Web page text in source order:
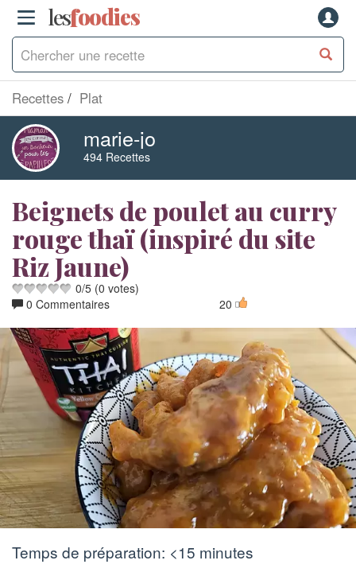
lesfoodies
Recettes Plat
marie-jo
494 Recettes
Beignets de poulet au curry
rouge thaï (inspiré du site
Riz Jaune)
0/5 (0 votes)
0 Commentaires
20
Temps de préparation: <15 minutes